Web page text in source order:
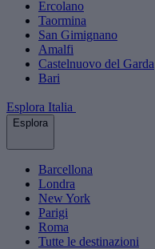
Ercolano
Taormina
San Gimignano
Amalfi
Castelnuovo del Garda
Bari
Esplora Italia
Esplora
Barcellona
Londra
New York
Parigi
Roma
Tutte le destinazioni